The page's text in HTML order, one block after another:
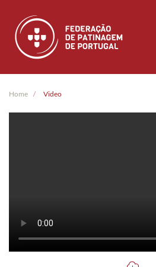
Skip to main content
Home Video